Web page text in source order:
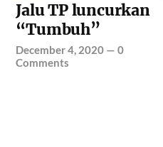
Jalu TP luncurkan
“Tumbuh”
December 4, 2020 —0
Comments